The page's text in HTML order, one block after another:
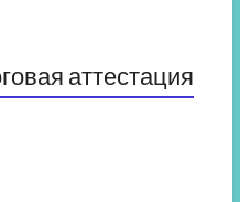
аттестация